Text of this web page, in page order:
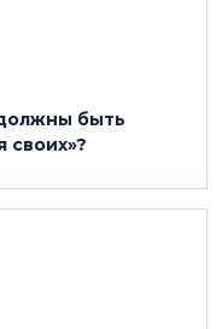
быть
своих»?